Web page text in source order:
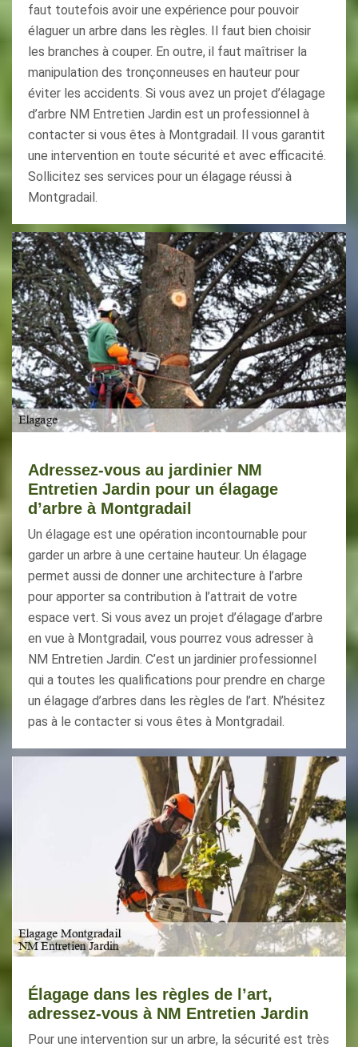
faut toutefois avoir une expérience pour pouvoir
élaguer un arbre dans les règles. Il faut bien choisir
les branches à couper. En outre, il faut maîtriser la
manipulation des tronçonneuses en hauteur pour
éviter les accidents. Si vous avez un projet d’élagage
d’arbre NM Entretien Jardin est un professionnel à
contacter si vous êtes à Montgradail. Il vous garantit
une intervention en toute sécurité et avec efficacité.
Sollicitez ses services pour un élagage réussi à
Montgradail.
Adressez-vous au jardinier NM
Entretien Jardin pour un élagage
d’arbre à Montgradail
Un élagage est une opération incontournable pour
garder un arbre à une certaine hauteur. Un élagage
permet aussi de donner une architecture à l’arbre
pour apporter sa contribution à l’attrait de votre
espace vert. Si vous avez un projet d’élagage d’arbre
en vue à Montgradail, vous pourrez vous adresser à
NM Entretien Jardin. C’est un jardinier professionnel
qui a toutes les qualifications pour prendre en charge
un élagage d’arbres dans les règles de l’art. N’hésitez
pas à le contacter si vous êtes à Montgradail.
Élagage dans les règles de l’art,
adressez-vous à NM Entretien Jardin
Pour une intervention sur un arbre, la sécurité est très